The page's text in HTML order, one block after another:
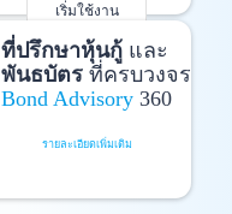
เริ่มใช้งาน
รายละเอียดเพิ่มเติม
ที่ปรึกษาหุ้นกู้และ
พันธบัตรที่ครบวงจร
Bond Advisory360
รายละเอียดเพิ่มเติม